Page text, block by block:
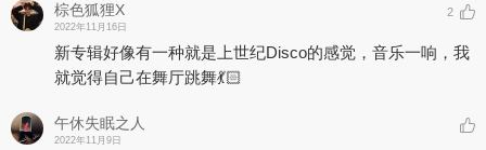
11. DX3906
十分契合的爱，
如同开启全速的飞船。
穿越星河，
永不停息的星际旅行。
棕色狐狸X
2022年11月16日
2
新专辑好像有一种就是上世纪Disco的感觉，音乐一响，我
就觉得自己在舞厅跳舞💃🏻
午休失眠之人
2022年11月9日